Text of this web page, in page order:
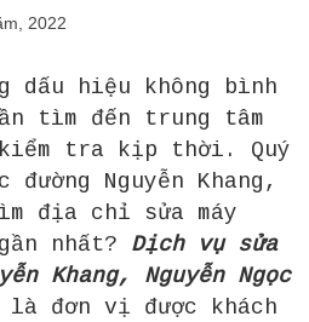
2022
dấu hiệu không bình
tìm đến trung tâm
tra kịp thời. Quý
Nguyễn Khang,
địa chỉ sửa máy
nhất? Dịch vụ sửa
Khang, Nguyễn Ngọc
là đơn vị được khách